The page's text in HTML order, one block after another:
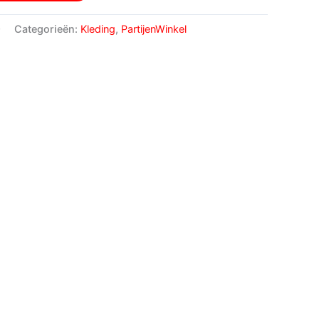
Categorieën: Kleding, PartijenWinkel